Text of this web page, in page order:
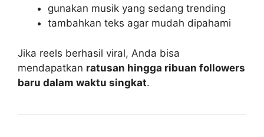
gunakan musik yang sedang trending
tambahkan teks agar mudah dipahami
Jika reels berhasil viral, Anda bisa
mendapatkan ratusan hingga ribuan followers
baru dalam waktu singkat.